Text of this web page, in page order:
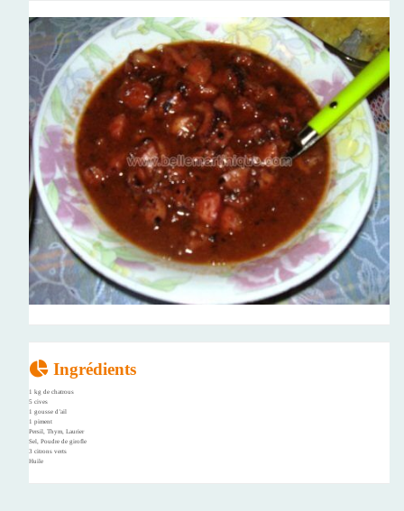
Ingrédients
1 kg de chatrous
5 cives
1 gousse d’ail
1 piment
Persil, Thym, Laurier
Sel, Poudre de girofle
3 citrons verts
Huile